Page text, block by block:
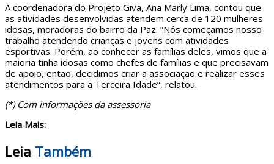
A coordenadora do Projeto Giva, Ana Marly Lima, contou que
as atividades desenvolvidas atendem cerca de 120 mulheres
idosas, moradoras do bairro da Paz. “Nós começamos nosso
trabalho atendendo crianças e jovens com atividades
esportivas. Porém, ao conhecer as famílias deles, vimos que a
maioria tinha idosas como chefes de famílias e que precisavam
de apoio, então, decidimos criar a associação e realizar esses
atendimentos para a Terceira Idade”, relatou.
(*) Com informações da assessoria
Leia Mais:
Leia Também